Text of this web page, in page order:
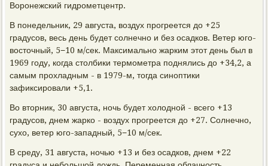
Воронежский гидрометцентр.
В понедельник, 29 августа, воздух прогреется до +25
градусов, весь день будет солнечно и без осадков. Ветер юго-
восточный, 5−10 м/сек. Максимально жарким этот день был в
1969 году, когда столбики термометра поднялись до +34,2, а
самым прохладным - в 1979-м, тогда синоптики
зафиксировали +5,1.
Во вторник, 30 августа, ночь будет холодной - всего +13
градусов, днем жарко - воздух прогреется до +27. Солнечно,
сухо, ветер юго-западный, 5−10 м/сек.
В среду, 31 августа, ночью +13 и без осадков, днем +22